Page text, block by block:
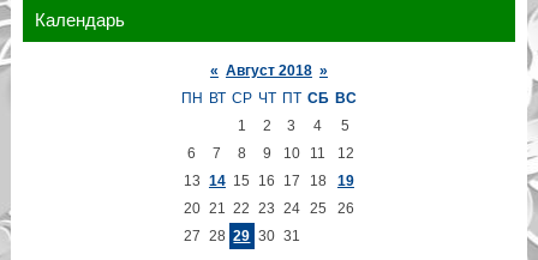
Календарь
« Август 2018 »
ПН ВТ СР ЧТ ПТ СБ ВС
1
2 3 4
5
6
7 8 9 10 11
12
13 14 15 16 17 18
19
20 21 22 23 24 25
26
27 28 29 30 31